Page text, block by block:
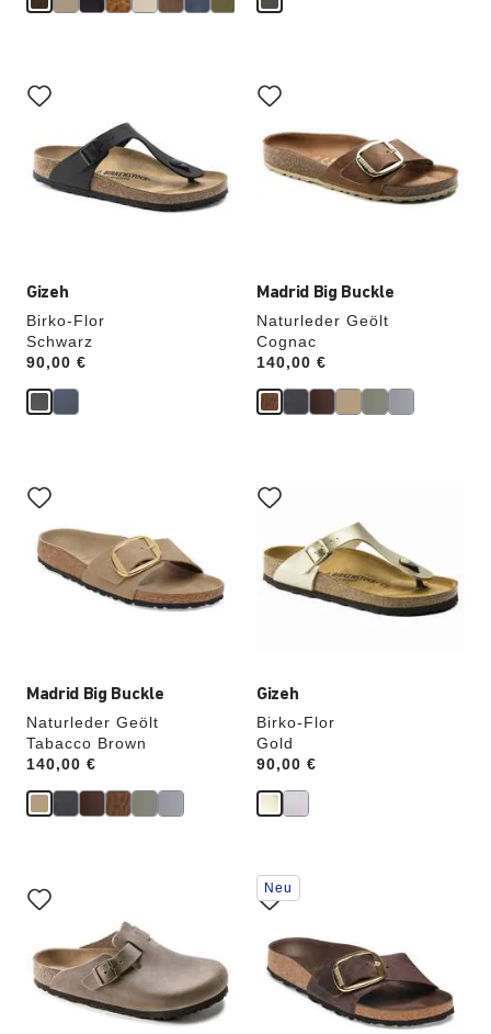
Gizeh
Birko-Flor
Schwarz
Price:
90,00 €
Anklicken
der
werden
die
Produktbilder
Madrid Big Buckle
Naturleder Geölt
Cognac
Price:
140,00 €
Anklicken
der
Farben
werden
die
Produktbilder
Madrid Big Buckle
Naturleder Geölt
Tabacco Brown
Price:
140,00 €
Anklicken
der
Farben
werden
Produktbilder
Gizeh
Birko-Flor
Gold
Price:
90,00 €
Anklicken
der
werden
die
Produktbilder
Anklicken
der
werden
die
Produktbilder
aktualisiert.
Durch
Anklicken
der
Farben
werden
die
Produktbilder
aktualisiert.
Neu